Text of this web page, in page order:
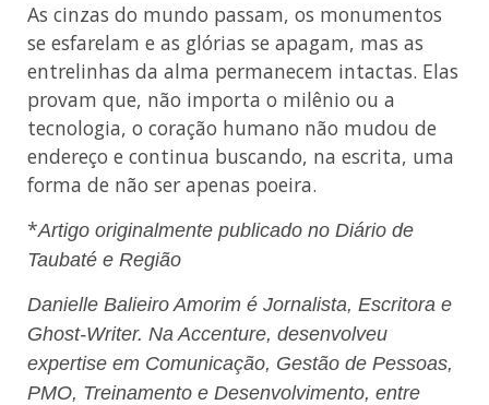
As cinzas do mundo passam, os monumentos
se esfarelam e as glórias se apagam, mas as
entrelinhas da alma permanecem intactas. Elas
provam que, não importa o milênio ou a
tecnologia, o coração humano não mudou de
endereço e continua buscando, na escrita, uma
forma de não ser apenas poeira.
*Artigo originalmente publicado no Diário de
Taubaté e Região
Danielle Balieiro Amorim é Jornalista, Escritora e
Ghost-Writer. Na Accenture, desenvolveu
expertise em Comunicação, Gestão de Pessoas,
PMO, Treinamento e Desenvolvimento, entre